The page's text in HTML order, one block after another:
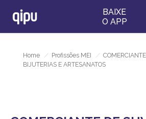
Home / Profissões MEI /
BIJUTERIAS E ARTESANATOS
BAIXE
O APP